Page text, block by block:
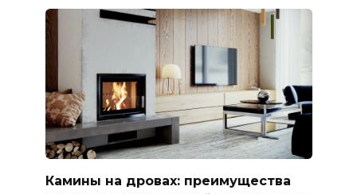
Камины на дровах: преимущества